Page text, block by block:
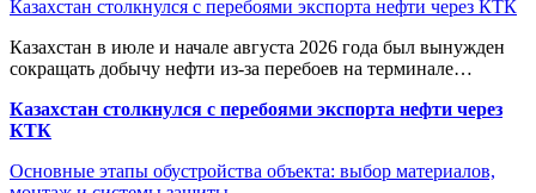
Казахстан столкнулся с перебоями экспорта нефти через КТК
Казахстан в июле и начале августа 2026 года был вынужден
сокращать добычу нефти из-за перебоев на терминале…
Казахстан столкнулся с перебоями экспорта нефти через
КТК
Основные этапы обустройства объекта: выбор материалов,